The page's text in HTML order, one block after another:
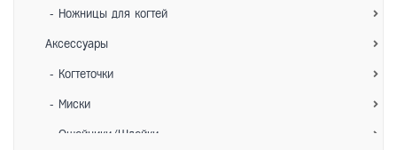
- Ножницы для когтей
Аксессуары
- Когтеточки
- Миски
- Ошейники/Шлейки